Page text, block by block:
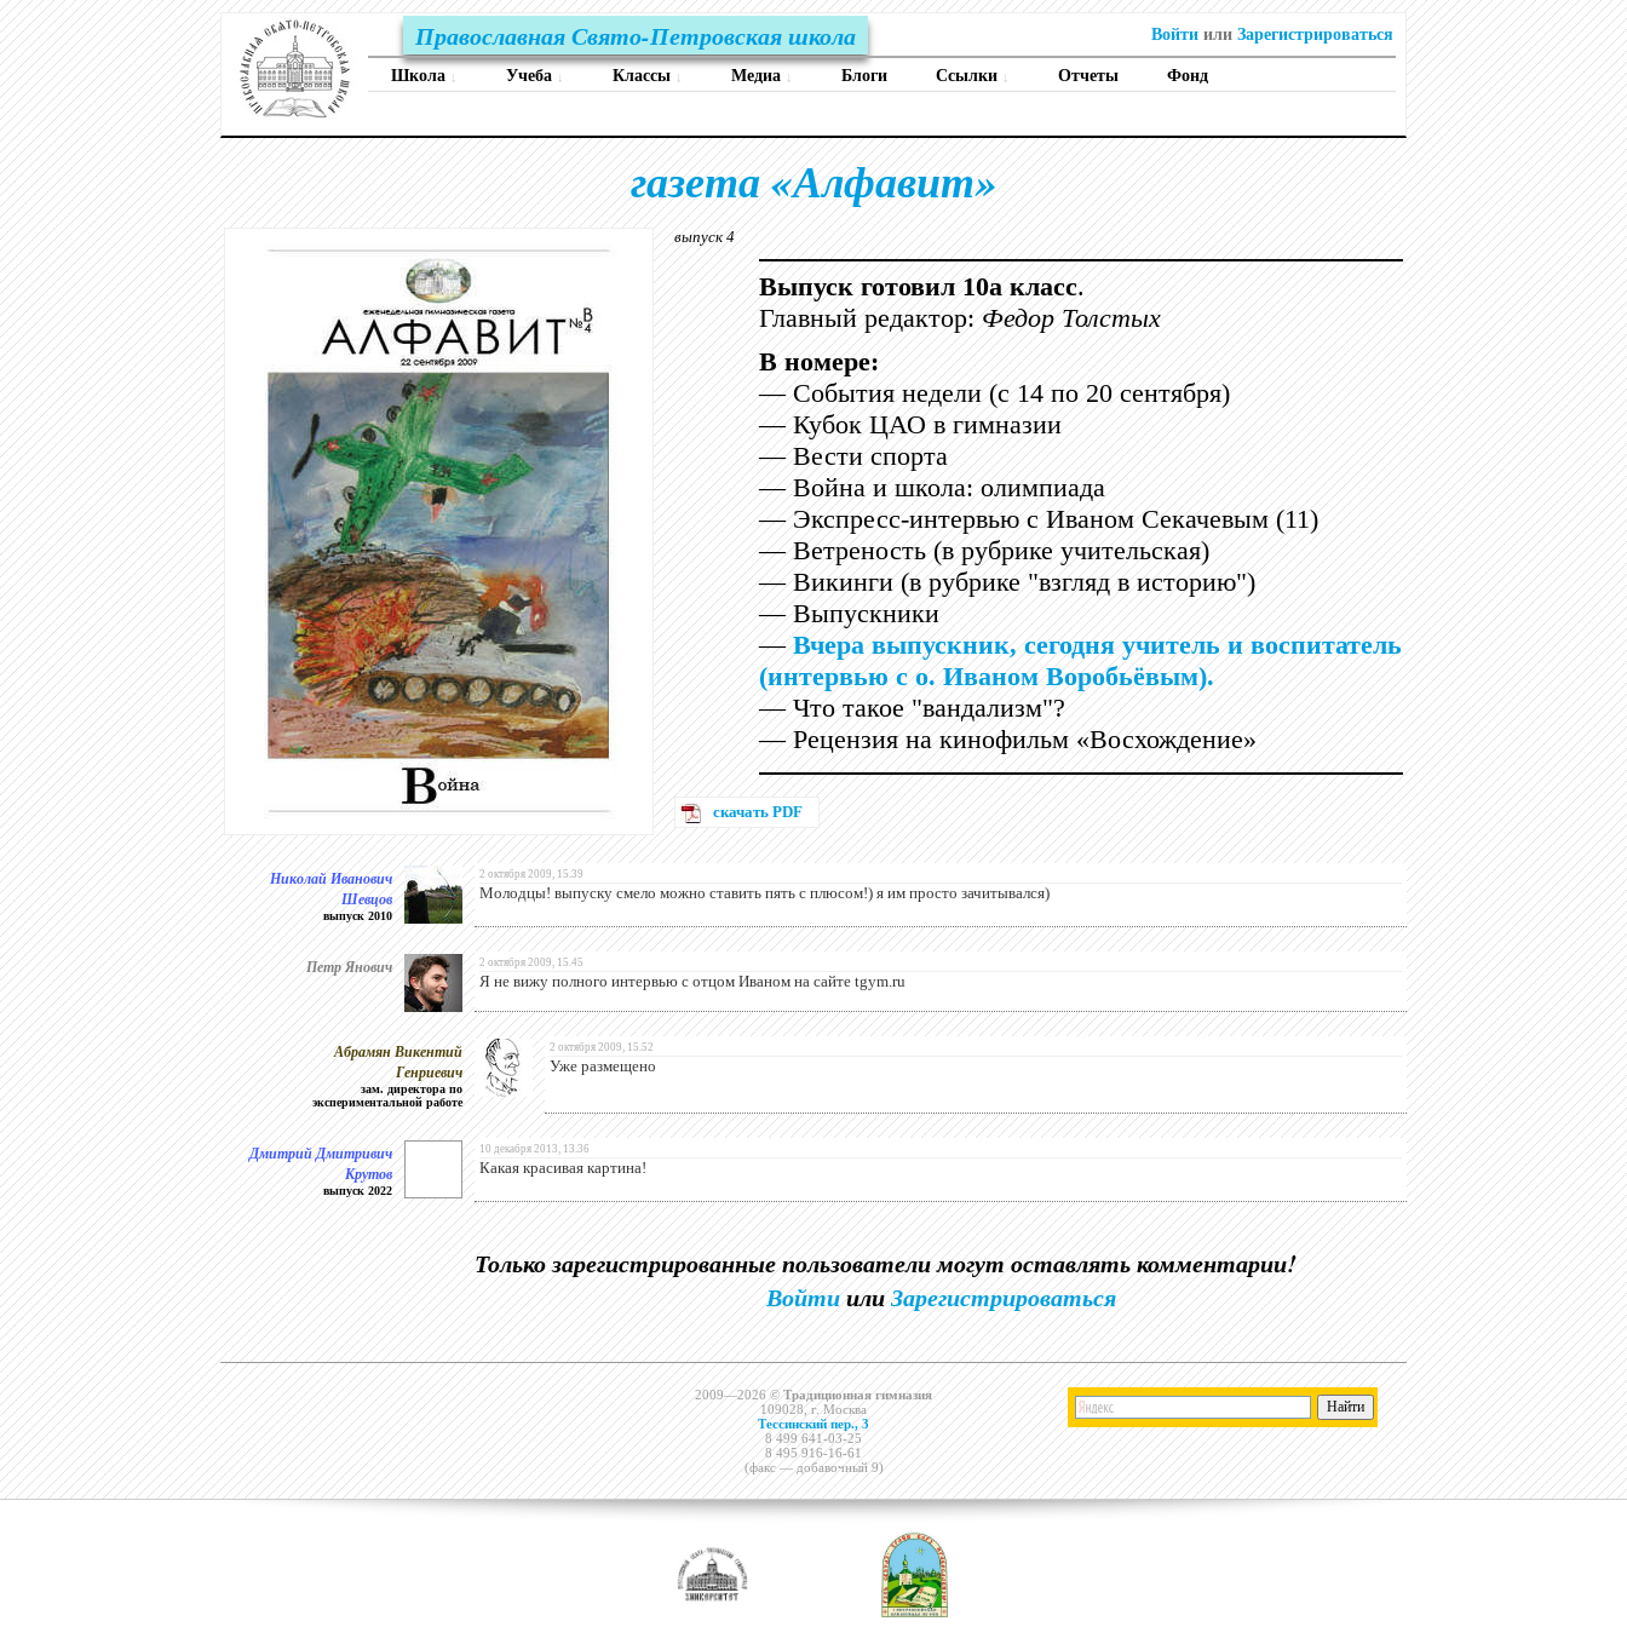
Православная Свято-Петровская школа
Школа ↓ Учеба ↓ Классы ↓ Медиа ↓ Блоги Ссылки ↓ Отчеты Фонд
Войти или Зарегистрироваться
газета «Алфавит»
выпуск 4
Выпуск готовил 10а класс.
Главный редактор:Федор Толстых
В номере:
— События недели (с 14 по 20 сентября)
— Кубок ЦАО в гимназии
— Вести спорта
— Война и школа: олимпиада
— Экспресс-интервью с Иваном Секачевым (11)
— Ветреность (в рубрике учительская)
— Викинги (в рубрике "взгляд в историю")
— Выпускники
—Вчера выпускник, сегодня учитель и воспитатель
(интервью с о. Иваном Воробьёвым).
— Что такое "вандализм"?
— Рецензия на кинофильм «Восхождение»
скачать PDF
Николай Иванович
Шевцов
выпуск 2010
2 октября 2009, 15.39
Молодцы! выпуску смело можно ставить пять с плюсом!) я им просто зачитывался)
Петр Янович 2 октября 2009, 15.45
Я не вижу полного интервью с отцом Иваном на сайте tgym.ru
Абрамян Викентий
Генриевич
зам. директора по
экспериментальной работе
2 октября 2009, 15.52
Уже размещено
Дмитрий Дмитривич
Крутов
выпуск 2022
10 декабря 2013, 13.36
Какая красивая картина!
Только зарегистрированные пользователи могут оставлять комментарии!
ВойтиилиЗарегистрироваться
2009—2026 ©Традиционная гимназия
109028, г. Москва
Тессинский пер., 3
8 499 641-03-25
8 495 916-16-61
(факс — добавочный 9)